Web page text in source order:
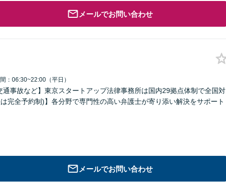
メールでお問い合わせ
：06:30~22:00（平日）
通事故など】東京スタートアップ法律事務所は国内29拠点体制で全国対
完全予約制)】各分野で専門性の高い弁護士が寄り添い解決をサポート
メールでお問い合わせ